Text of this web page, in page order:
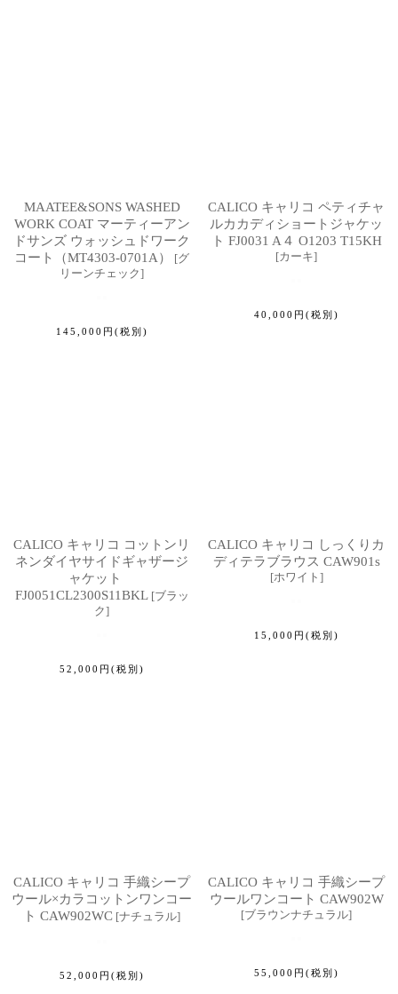
MAATEE&SONS WASHED
WORK COAT マーティーアン
ドサンズ ウォッシュドワーク
コート（MT4303-0701A）
[グ
リーンチェック]
145,000 円 (税別)
CALICO キャリコ ペティチャ
ルカカディショートジャケッ
ト FJ0031 A４ O1203 T15KH
[カーキ]
40,000 円 (税別)
CALICO キャリコ コットンリ
ネンダイヤサイドギャザージ
ャケット
FJ0051CL2300S11BKL [ブラッ
ク]
52,000 円 (税別)
CALICO キャリコ しっくりカ
ディテラブラウス CAW901s
[ホワイト ]
15,000 円 (税別)
CALICO キャリコ 手織シープ
ウール×カラコットンワンコー
ト CAW902WC [ナチュラル]
52,000 円 (税別)
CALICO キャリコ 手織シープ
ウールワンコート CAW902W
[ブラウンナチュラル]
55,000 円 (税別)